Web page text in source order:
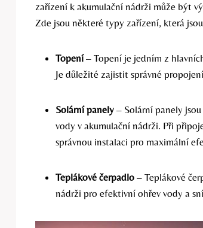
zařízení k akumulační nádrži může být
Zde jsou některé typy zařízení, která
Topení– Topení je jedním z
Je důležité zajistit správné
Solární panely – Solární panely
vody v akumulační nádrži. Při
správnou instalaci pro maximální
Teplákové čerpadlo – Teplákové
nádrži pro efektivní ohřev vody a